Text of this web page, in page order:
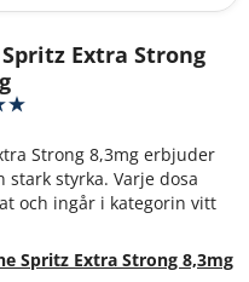
Extra Strong
Strong 8,3mg erbjuder
styrka. Varje dosa
och ingår i kategorin vitt
Spritz Extra Strong 8,3mg